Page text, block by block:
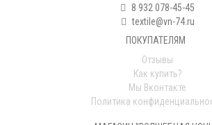
8 932 078-45-45
textile@vn-74.ru
ПОКУПАТЕЛЯМ
Отзывы
Как купить?
Мы Вконтакте
Политика